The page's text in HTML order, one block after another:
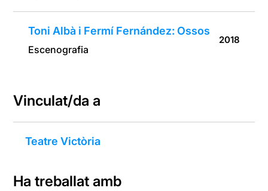
Toni Albà i Fermí Fernández: Ossos
Escenografia
2018
Vinculat/da a
Teatre Victòria
Ha treballat amb